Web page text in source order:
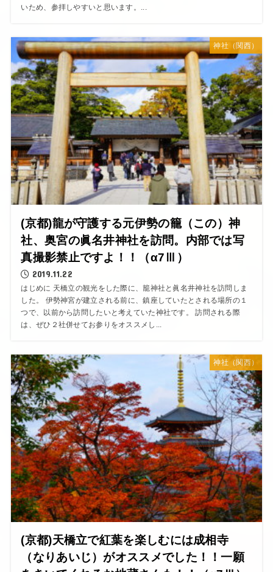
いため、参拝しやすいと思います。...
神社（関西）
(京都)龍が守護する元伊勢の籠（この）神
社、奥宮の眞名井神社を訪問。内部では写
真撮影禁止ですよ！！（α7Ⅲ）
2019.11.22
はじめに 天橋立の観光をした際に、籠神社と眞名井神社を訪問しま
した。 伊勢神宮が建立される前に、鎮座していたとされる場所の１
つで、以前から訪問したいと考えていた神社です。 訪問される際
は、ぜひ２社併せてお参りをオススメし...
神社（関西）
(京都)天橋立で紅葉を楽しむには成相寺
（なりあいじ）がオススメでした！！一願